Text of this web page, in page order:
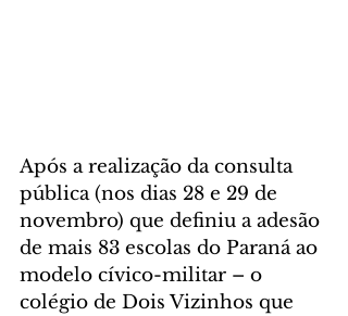
Após a realização da consulta
pública (nos dias 28 e 29 de
novembro) que definiu a adesão
de mais 83 escolas do Paraná ao
modelo cívico-militar – o
colégio de Dois Vizinhos que